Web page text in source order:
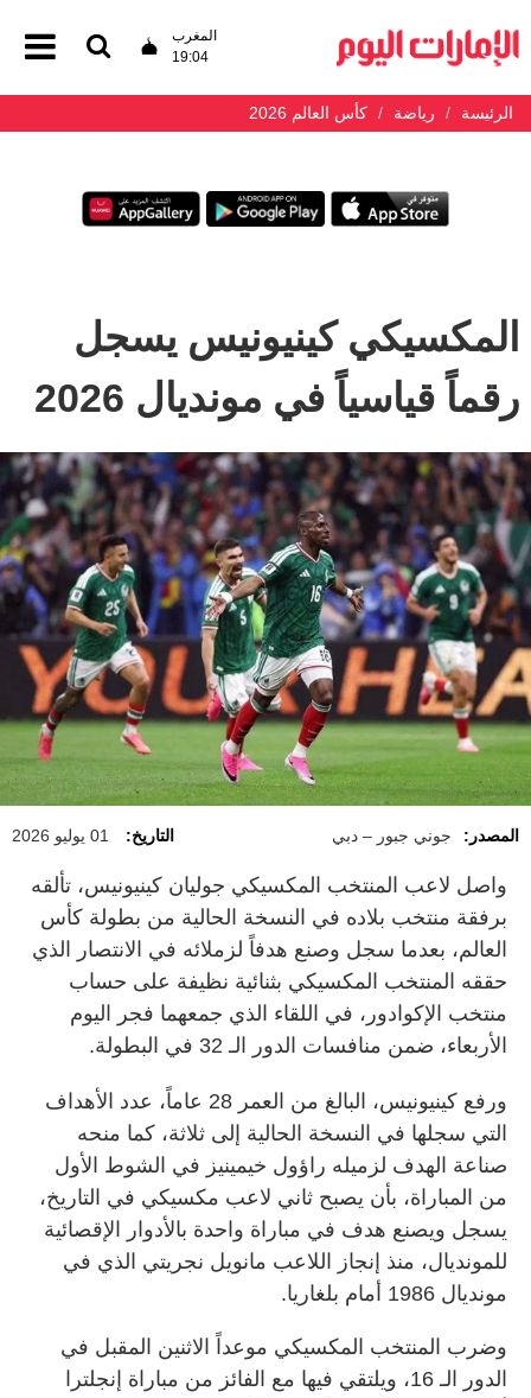
المغرب
19:04
الرئيسة رياضة كأس العالم 2026
المكسيكي كينيونيس يسجل
رقماً قياسياً في مونديال 2026
المصدر: جوني جبور – دبي التاريخ: 01 يوليو 2026
واصل لاعب المنتخب المكسيكي جوليان كينيونيس، تألقه
برفقة منتخب بلاده في النسخة الحالية من بطولة كأس
العالم، بعدما سجل وصنع هدفاً لزملائه في الانتصار الذي
حققه المنتخب المكسيكي بثنائية نظيفة على حساب
منتخب الإكوادور، في اللقاء الذي جمعهما فجر اليوم
الأربعاء، ضمن منافسات الدور الـ 32 في البطولة.
ورفع كينيونيس، البالغ من العمر 28 عاماً، عدد الأهداف
التي سجلها في النسخة الحالية إلى ثلاثة، كما منحه
صناعة الهدف لزميله راؤول خيمينيز في الشوط الأول
من المباراة، بأن يصبح ثاني لاعب مكسيكي في التاريخ،
يسجل ويصنع هدف في مباراة واحدة بالأدوار الإقصائية
للمونديال، منذ إنجاز اللاعب مانويل نجريتي الذي في
مونديال 1986 أمام بلغاريا.
وضرب المنتخب المكسيكي موعداً الاثنين المقبل في
الدور الـ 16، ويلتقي فيها مع الفائز من مباراة إنجلترا